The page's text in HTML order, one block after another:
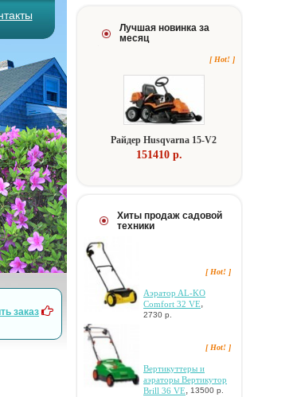
заказ
Лучшая новинка за
месяц
[ Hot! ]
Paйдep Husqvarna 15-V2
151410 p.
Хиты продаж садовой
техники
[ Hot! ]
Aэpaтop AL-KO
Comfort 32 VE
2730 р.
[ Hot! ]
Bepтикуттepы и
aэpaтopы Bepтикутop
Brill 36 VE, 13500 р.